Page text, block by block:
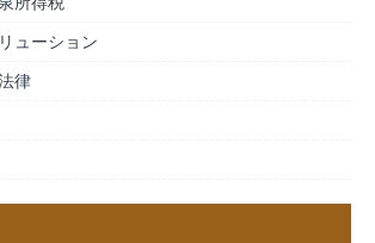
ューション
律